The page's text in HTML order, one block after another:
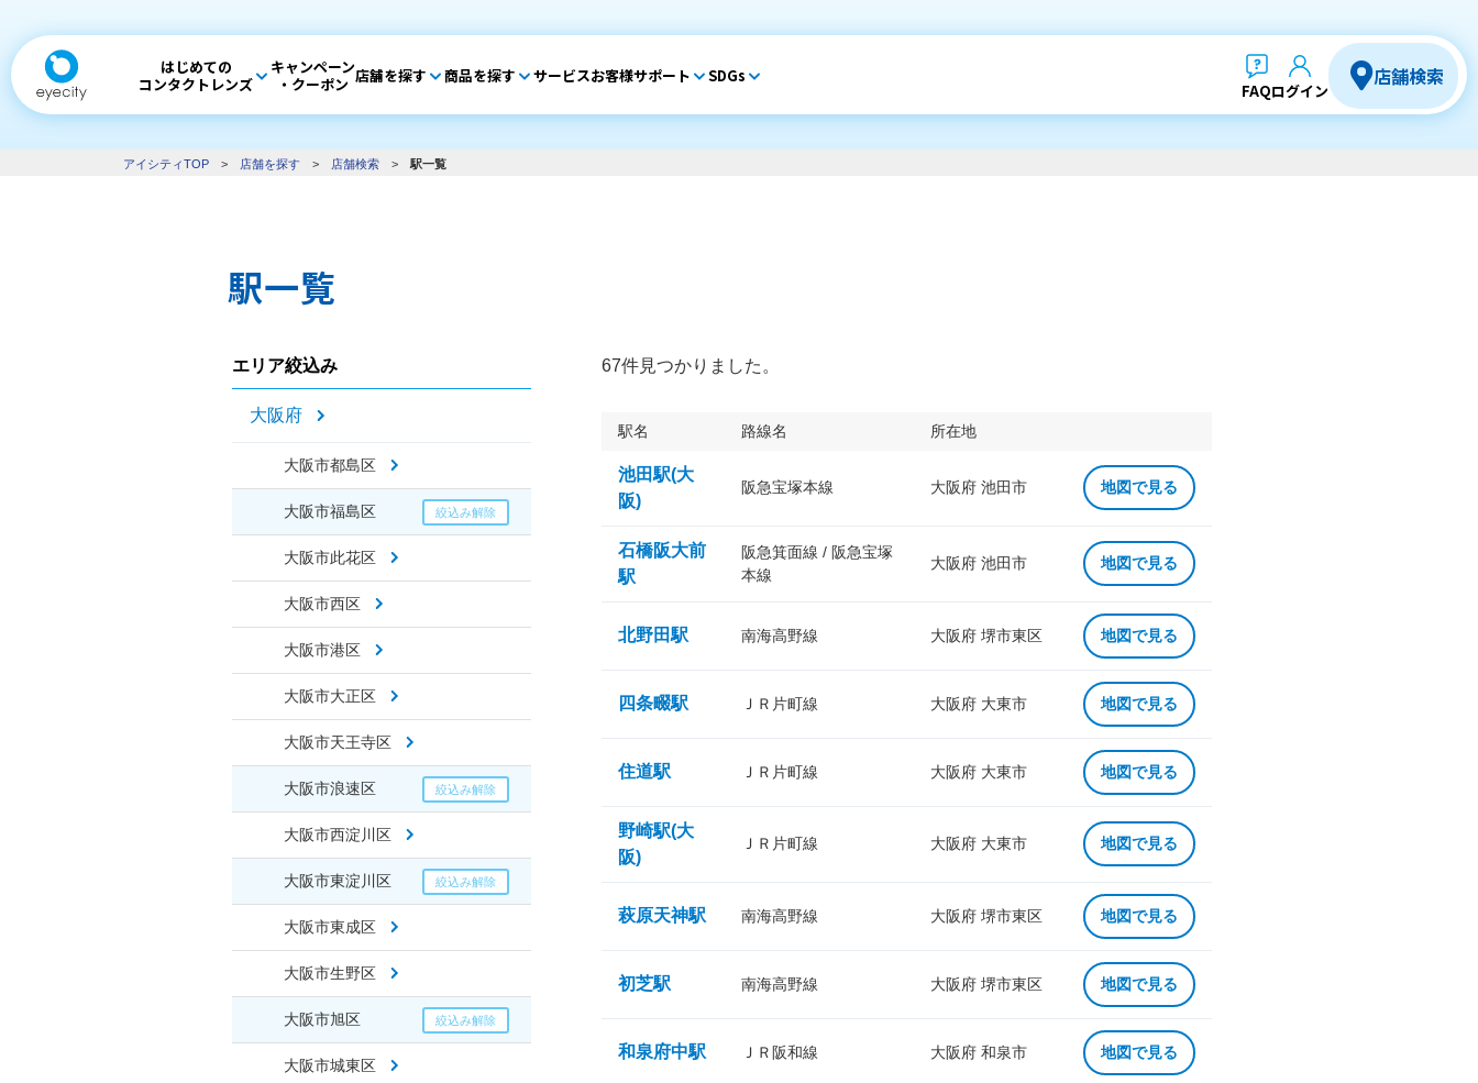
はじめての
コンタクトレンズ
キャンペーン
・クーポン 店舗を探す 商品を探す サービスお客様サポート SDGs
FAQログイン
店舗検索
アイシティTOP > 店舗を探す > 店舗検索 > 駅一覧
駅一覧
エリア絞込み
大阪府
大阪市都島区
大阪市福島区
大阪市此花区
大阪市西区
大阪市港区
大阪市大正区
大阪市天王寺区
大阪市浪速区
大阪市西淀川区
大阪市東淀川区
大阪市東成区
大阪市生野区
大阪市旭区
大阪市城東区
67件見つかりました。
駅名 路線名 所在地
池田駅(大
阪)
阪急宝塚本線 大阪府 池田市 地図で見る
石橋阪大前
駅
阪急箕面線 / 阪急宝塚
本線
大阪府 池田市 地図で見る
北野田駅 南海高野線 大阪府 堺市東区 地図で見る
四条畷駅 ＪＲ片町線 大阪府 大東市 地図で見る
住道駅 ＪＲ片町線 大阪府 大東市 地図で見る
野崎駅(大
阪)
ＪＲ片町線 大阪府 大東市 地図で見る
萩原天神駅 南海高野線 大阪府 堺市東区 地図で見る
初芝駅 南海高野線 大阪府 堺市東区 地図で見る
和泉府中駅 ＪＲ阪和線 大阪府 和泉市 地図で見る